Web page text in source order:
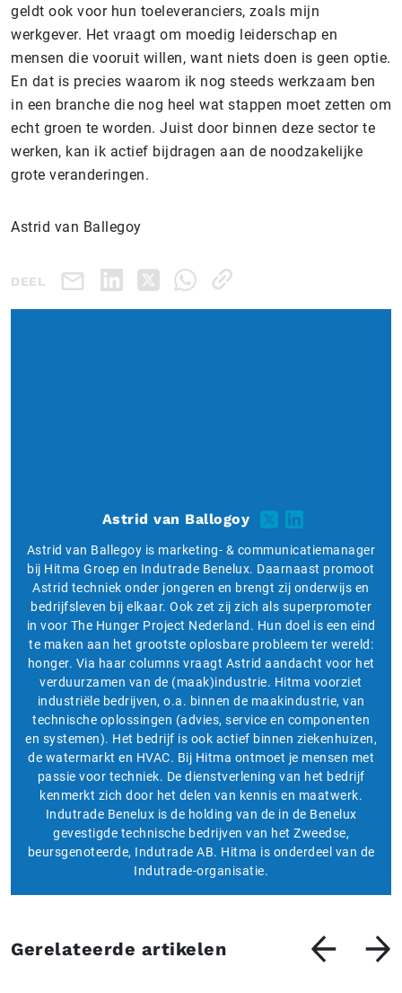
geldt ook voor hun toeleveranciers, zoals mijn
werkgever. Het vraagt om moedig leiderschap en
mensen die vooruit willen, want niets doen is geen optie.
En dat is precies waarom ik nog steeds werkzaam ben
in een branche die nog heel wat stappen moet zetten om
echt groen te worden. Juist door binnen deze sector te
werken, kan ik actief bijdragen aan de noodzakelijke
grote veranderingen.
Astrid van Ballegoy
DEEL
Astrid van Ballogoy
Astrid van Ballegoy is marketing- & communicatiemanager
bij Hitma Groep en Indutrade Benelux. Daarnaast promoot
Astrid techniek onder jongeren en brengt zij onderwijs en
bedrijfsleven bij elkaar. Ook zet zij zich als superpromoter
in voor The Hunger Project Nederland. Hun doel is een eind
te maken aan het grootste oplosbare probleem ter wereld:
honger. Via haar columns vraagt Astrid aandacht voor het
verduurzamen van de (maak)industrie. Hitma voorziet
industriële bedrijven, o.a. binnen de maakindustrie, van
technische oplossingen (advies, service en componenten
en systemen). Het bedrijf is ook actief binnen ziekenhuizen,
de watermarkt en HVAC. Bij Hitma ontmoet je mensen met
passie voor techniek. De dienstverlening van het bedrijf
kenmerkt zich door het delen van kennis en maatwerk.
Indutrade Benelux is de holding van de in de Benelux
gevestigde technische bedrijven van het Zweedse,
beursgenoteerde, Indutrade AB. Hitma is onderdeel van de
Indutrade-organisatie.
Gerelateerde artikelen